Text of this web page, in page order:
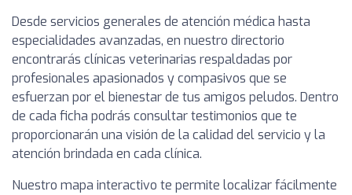
Desde servicios generales de atención médica hasta
especialidades avanzadas, en nuestro directorio
encontrarás clínicas veterinarias respaldadas por
profesionales apasionados y compasivos que se
esfuerzan por el bienestar de tus amigos peludos. Dentro
de cada ficha podrás consultar testimonios que te
proporcionarán una visión de la calidad del servicio y la
atención brindada en cada clínica.
Nuestro mapa interactivo te permite localizar fácilmente